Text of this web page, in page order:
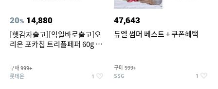
20% 14,880
[햇감자출고][익일바로출고]오
리온 포카칩 트리플페퍼 60g 12
구매 999+
롯데온 1
47,643
듀엘 썸머 베스트 + 쿠폰혜택
구매 999+
SSG 1